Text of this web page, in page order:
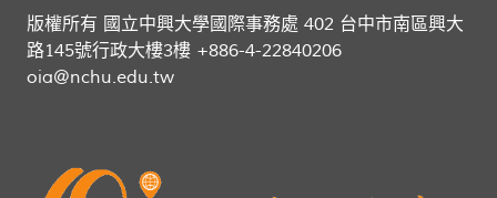
版權所有 國立中興大學國際事務處 402 台中市南區興大
路145號行政大樓3樓 +886-4-22840206
oia@nchu.edu.tw